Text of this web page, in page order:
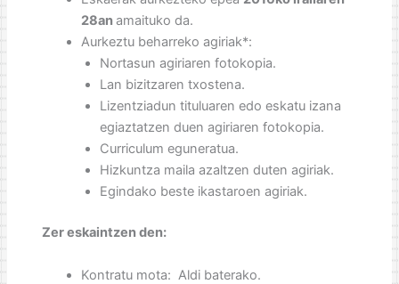
28anamaituko da.
Aurkeztu beharreko agiriak*:
Nortasun agiriaren fotokopia.
Lan bizitzaren txostena.
Lizentziadun tituluaren edo eskatu izana
egiaztatzen duen agiriaren fotokopia.
Curriculum eguneratua.
Hizkuntza maila azaltzen duten agiriak.
Egindako beste ikastaroen agiriak.
Zer eskaintzen den:
Kontratu mota: Aldi baterako.